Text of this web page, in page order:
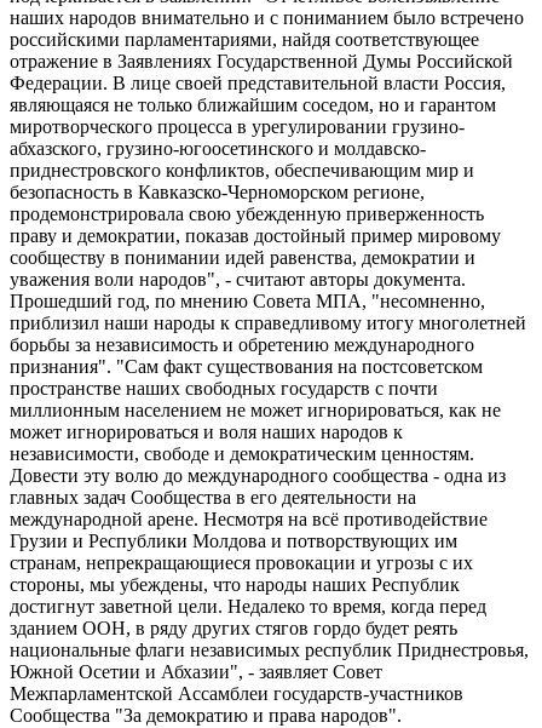
наших народов внимательно и с пониманием было встречено
российскими парламентариями, найдя соответствующее
отражение в Заявлениях Государственной Думы Российской
Федерации. В лице своей представительной власти Россия,
являющаяся не только ближайшим соседом, но и гарантом
миротворческого процесса в урегулировании грузино-
абхазского, грузино-югоосетинского и молдавско-
приднестровского конфликтов, обеспечивающим мир и
безопасность в Кавказско-Черноморском регионе,
продемонстрировала свою убежденную приверженность
праву и демократии, показав достойный пример мировому
сообществу в понимании идей равенства, демократии и
уважения воли народов", - считают авторы документа.
Прошедший год, по мнению Совета МПА, "несомненно,
приблизил наши народы к справедливому итогу многолетней
борьбы за независимость и обретению международного
признания". "Сам факт существования на постсоветском
пространстве наших свободных государств с почти
миллионным населением не может игнорироваться, как не
может игнорироваться и воля наших народов к
независимости, свободе и демократическим ценностям.
Довести эту волю до международного сообщества - одна из
главных задач Сообщества в его деятельности на
международной арене. Несмотря на всё противодействие
Грузии и Республики Молдова и потворствующих им
странам, непрекращающиеся провокации и угрозы с их
стороны, мы убеждены, что народы наших Республик
достигнут заветной цели. Недалеко то время, когда перед
зданием ООН, в ряду других стягов гордо будет реять
национальные флаги независимых республик Приднестровья,
Южной Осетии и Абхазии", - заявляет Совет
Межпарламентской Ассамблеи государств-участников
Сообщества "За демократию и права народов".